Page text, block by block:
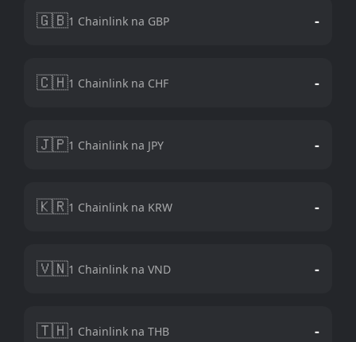
🇬🇧1 Chainlink na GBP -
🇨🇭1 Chainlink na CHF -
🇯🇵1 Chainlink na JPY -
🇰🇷1 Chainlink na KRW -
🇻🇳1 Chainlink na VND -
🇹🇭1 Chainlink na THB -